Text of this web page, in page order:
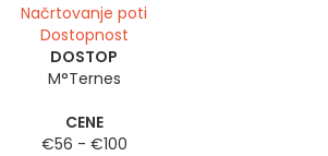
Načrtovanje poti
Dostopnost
DOSTOP
M°Ternes
CENE
€56 - €100